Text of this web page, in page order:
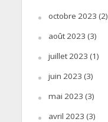
octobre 2023 (2)
août 2023 (3)
juillet 2023 (1)
juin 2023 (3)
mai 2023 (3)
avril 2023 (3)